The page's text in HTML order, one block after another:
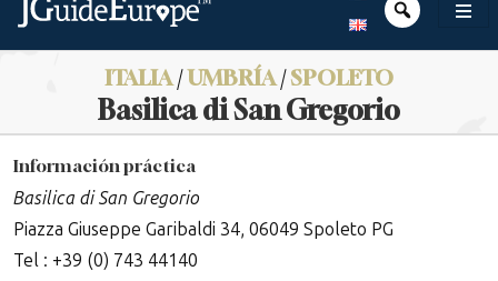
ITALIA/UMBRÍA/SPOLETO
Basilica di San Gregorio
Información práctica
Basilica di San Gregorio
Piazza Giuseppe Garibaldi 34, 06049 Spoleto PG
Tel : +39 (0) 743 44140